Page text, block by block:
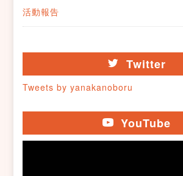
活動報告
Twitter
Tweets by yanakanoboru
YouTube